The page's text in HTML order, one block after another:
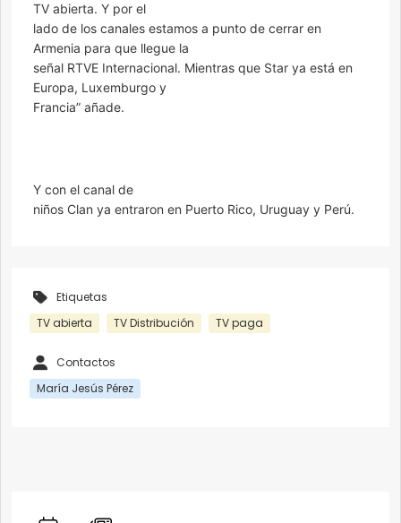
TV abierta. Y por el
lado de los canales estamos a punto de cerrar en
Armenia para que llegue la
señal RTVE Internacional. Mientras que Star ya está en
Europa, Luxemburgo y
Francia” añade.
Y con el canal de
niños Clan ya entraron en Puerto Rico, Uruguay y Perú.
Etiquetas
TV abierta
TV Distribución TV paga
Contactos
María Jesús Pérez